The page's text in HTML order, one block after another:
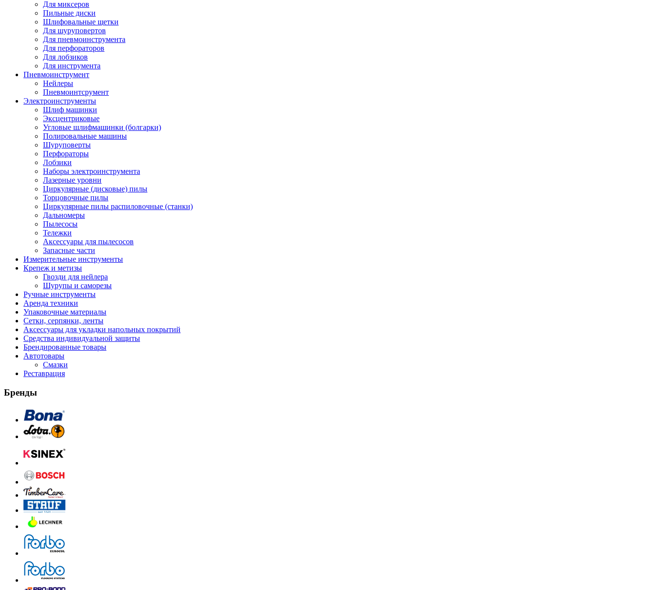
Для миксеров
Пильные диски
Шлифовальные щетки
Для шуруповертов
Для пневмоинструмента
Для перфораторов
Для лобзиков
Для инструмента
Пневмоинструмент
Нейлеры
Пневмоинтсрумент
Электроинструменты
Шлиф машинки
Эксцентриковые
Угловые шлифмашинки (болгарки)
Полировальные машины
Шуруповерты
Перфораторы
Лобзики
Наборы электроинструмента
Лазерные уровни
Циркулярные (дисковые) пилы
Торцовочные пилы
Циркулярные пилы распиловочные (станки)
Дальномеры
Пылесосы
Тележки
Аксессуары для пылесосов
Запасные части
Измерительные инструменты
Крепеж и метизы
Гвозди для нейлера
Шурупы и саморезы
Ручные инструменты
Аренда техники
Упаковочные материалы
Сетки, серпянки, ленты
Аксессуары для укладки напольных покрытий
Средства индивидуальной защиты
Брендированные товары
Автотовары
Смазки
Реставрация
Бренды